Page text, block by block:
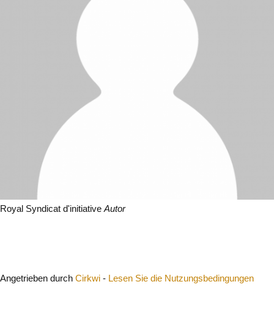
Royal Syndicat d'initiative Autor
Angetrieben durch Cirkwi - Lesen Sie die Nutzungsbedingungen